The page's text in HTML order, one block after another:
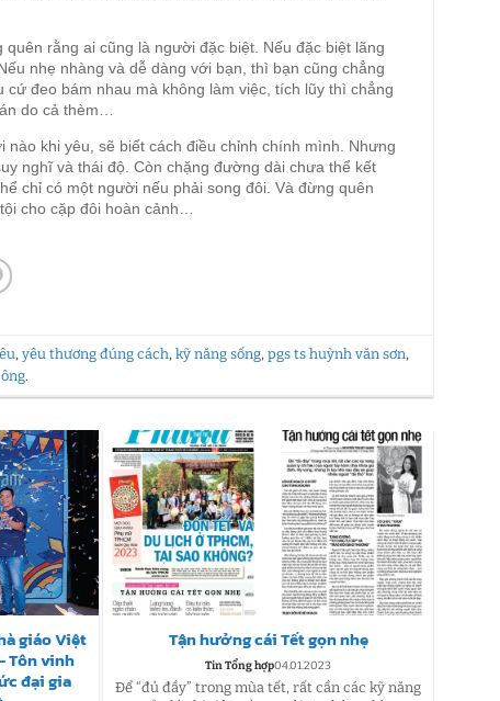
quên rằng ai cũng là người đặc biệt. Nếu đặc biệt lãng
nhẹ nhàng và dễ dàng với bạn, thì bạn cũng chẳng
đeo bám nhau mà không làm việc, tích lũy thì chẳng
do cả thèm…
nào khi yêu, sẽ biết cách điều chỉnh chính mình. Nhưng
nghĩ và thái độ. Còn chặng đường dài chưa thể kết
chỉ có một người nếu phải song đôi. Và đừng quên
cho cặp đôi hoàn cảnh…
, yêu thương đúng cách, kỹ năng sống, pgs ts huỳnh văn sơn,
.
giáo Việt
Tôn vinh
đại gia
Tận hưởng cái Tết gọn nhẹ
Tin Tổng hợp04.01.2023
Để “đủ đầy” trong mùa tết, rất cần các kỹ năng